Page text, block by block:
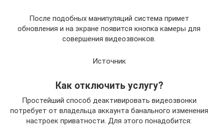
После подобных манипуляций система примет
обновления и на экране появится кнопка камеры для
совершения видеозвонков.
Источник
Как отключить услугу?
Простейший способ деактивировать видеозвонки
потребует от владельца аккаунта банального изменения
настроек приватности. Для этого понадобится: